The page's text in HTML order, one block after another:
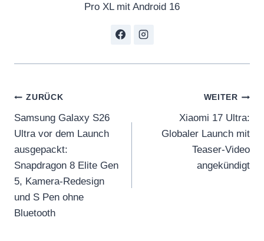
Pro XL mit Android 16
Beitragsnavigation
ZURÜCK
Samsung Galaxy S26
Ultra vor dem Launch
ausgepackt:
Snapdragon 8 Elite Gen
5, Kamera-Redesign
und S Pen ohne
Bluetooth
WEITER
Xiaomi 17 Ultra:
Globaler Launch mit
Teaser-Video
angekündigt